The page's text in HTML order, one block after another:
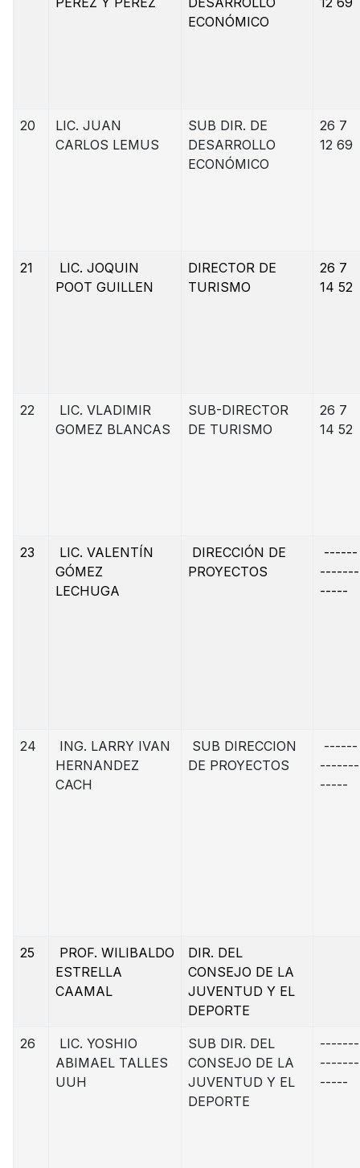
ECONÓMICO
20
LIC. JUAN
CARLOS LEMUS
SUB DIR. DE
DESARROLLO
ECONÓMICO
26 7
12 69
21
LIC. JOQUIN
POOT GUILLEN
DIRECTOR DE
TURISMO
26 7
14 52
22
LIC. VLADIMIR
GOMEZ BLANCAS
SUB-DIRECTOR
DE TURISMO
26 7
14 52
23
LIC. VALENTÍN
GÓMEZ
LECHUGA
DIRECCIÓN DE
PROYECTOS
------
-------
-----
24
ING. LARRY IVAN
HERNANDEZ
CACH
SUB DIRECCION
DE PROYECTOS
------
-------
-----
25
PROF. WILIBALDO
ESTRELLA
CAAMAL
DIR. DEL
CONSEJO DE LA
JUVENTUD Y EL
DEPORTE
26
LIC. YOSHIO
ABIMAEL TALLES
UUH
SUB DIR. DEL
CONSEJO DE LA
JUVENTUD Y EL
DEPORTE
-------
-------
-----